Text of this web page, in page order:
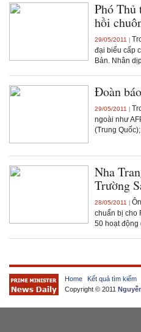
Phó Thủ
hồi
29/05/2011
đại biểu cấp
Bản. Nhân
Đoàn
29/05/2011
ngoài như
(Trung
Nha
Trường
28/05/2011
chuẩn bị cho
50 hoạt động
Home Kết quả tìm kiếm
Copyright © 2011